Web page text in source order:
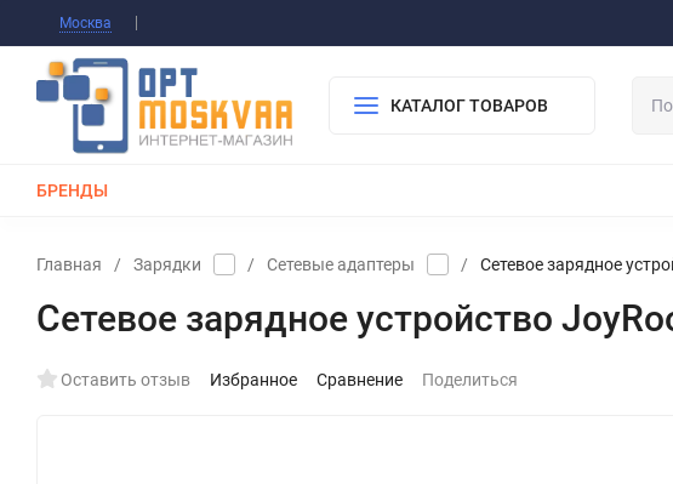
Москва
КАТАЛОГ ТОВАРОВ
БРЕНДЫ
Главная / Зарядки / Сетевые адаптеры / Сетевое зарядное
Сетевое зарядное устройство
Оставить отзыв Избранное Сравнение Поделиться